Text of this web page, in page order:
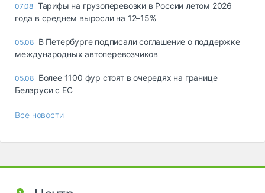
07.08 Тарифы на грузоперевозки в России летом 2026
года в среднем выросли на 12–15%
05.08 В Петербурге подписали соглашение о поддержке
международных автоперевозчиков
05.08 Более 1100 фур стоят в очередях на границе
Беларуси с ЕС
Все новости